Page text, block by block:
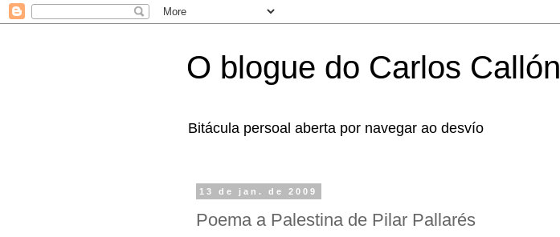
O blogue do Carlos Callón
Bitácula persoal aberta por navegar ao desvío
13 de jan. de 2009
Poema a Palestina de Pilar Pallarés